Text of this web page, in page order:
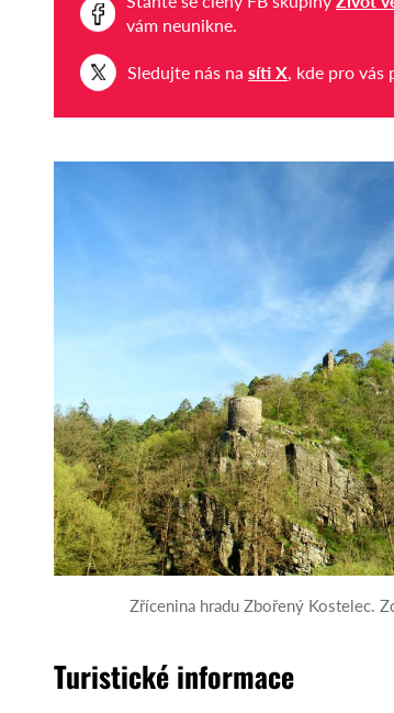
vám neunikne.
Sledujte nás nasíti X, kde pro vás
Zřícenina hradu Zbořený Kostelec.
Turistické informace